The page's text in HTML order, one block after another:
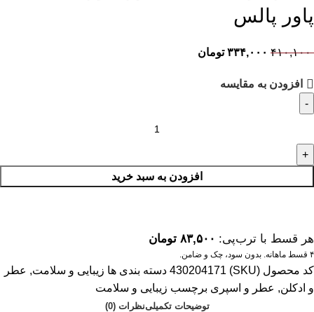
پاور پالس
۴۱۰,۱۰۰ ۳۳۴,۰۰۰ تومان
افزودن به مقایسه
افزودن به سبد خرید
هر قسط با ترب‌پی: ۸۳,۵۰۰ تومان
۴ قسط ماهانه. بدون سود، چک و ضامن.
کد محصول (SKU) 430204171 دسته بندی ها زیبایی و سلامت, عطر
و ادکلن, عطر و اسپری برچسب زیبایی و سلامت
توضیحات تکمیلینظرات (0)